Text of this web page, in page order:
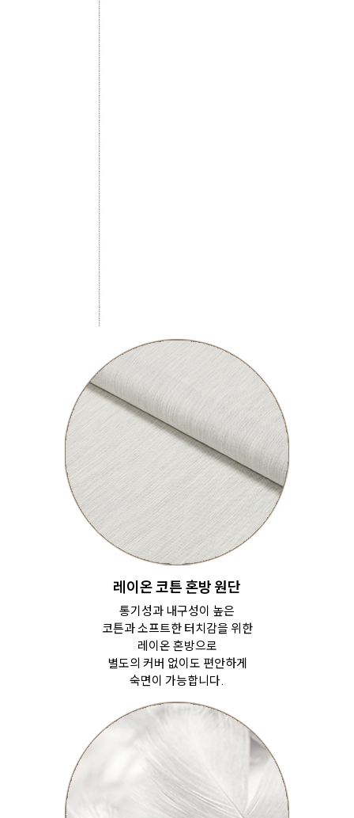
레이온 코튼 혼방 원단
통기성과 내구성이 높은
코튼과 소프트한 터치감을 위한
레이온 혼방으로
별도의 커버 없이도 편안하게
숙면이 가능합니다.